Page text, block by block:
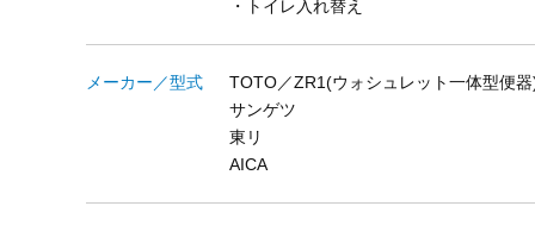
・トイレ入れ替え
メーカー／型式
TOTO／ZR1(ウォシュレット一体型便
サンゲツ
東リ
AICA